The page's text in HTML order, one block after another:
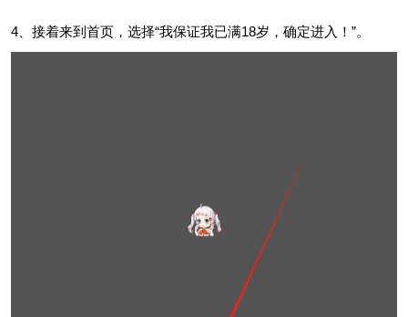
4、接着来到首页，选择“我保证我已满18岁，确定进入！”。